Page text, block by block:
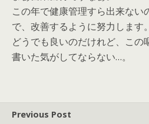
この年で健康管理すら出来ない
で、改善するように努力します。
どうでも良いのだけれど、この
書いた気がしてならない…。
Previous Post